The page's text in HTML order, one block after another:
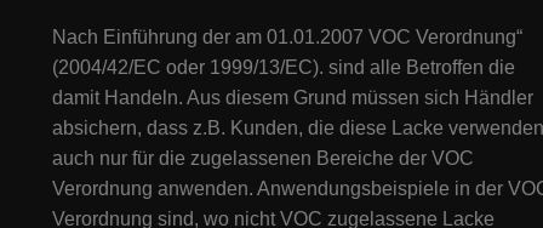
Nach Einführung der am 01.01.2007 VOC Verordnung“
(2004/42/EC oder 1999/13/EC). sind alle Betroffen die
damit Handeln. Aus diesem Grund müssen sich Händler
absichern, dass z.B. Kunden, die diese Lacke
auch nur für die zugelassenen Bereiche der VOC
Verordnung anwenden. Anwendungsbeispiele in der
Verordnung sind, wo nicht VOC zugelassene Lacke